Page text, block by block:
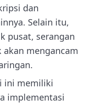
dan
Selain itu,
pusat, serangan
mengancam
ini memiliki
implementasi